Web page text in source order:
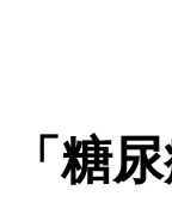
「糖